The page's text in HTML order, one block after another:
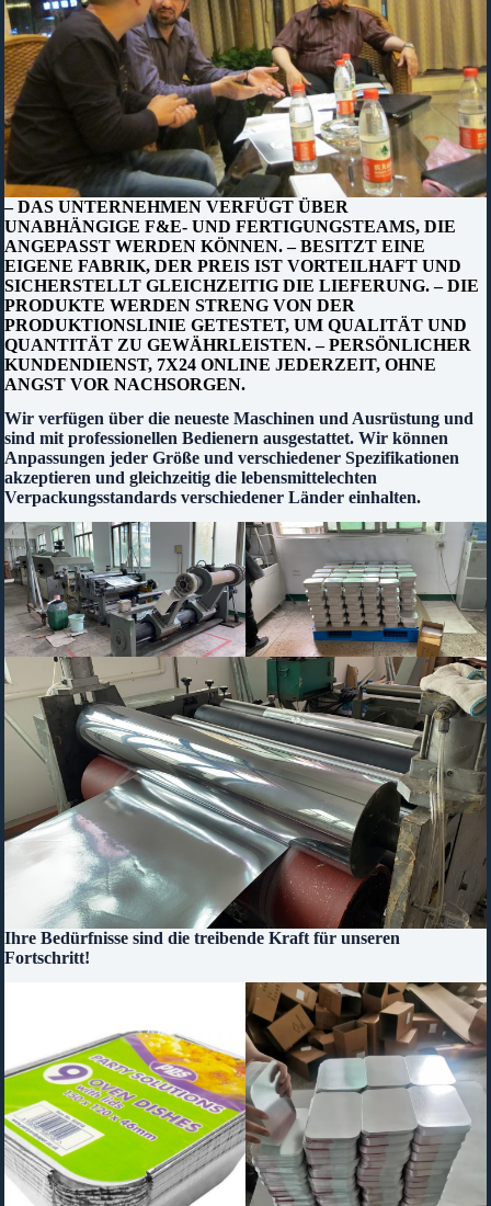
– DAS UNTERNEHMEN VERFÜGT ÜBER
UNABHÄNGIGE F&E- UND FERTIGUNGSTEAMS, DIE
ANGEPASST WERDEN KÖNNEN. – BESITZT EINE
EIGENE FABRIK, DER PREIS IST VORTEILHAFT UND
SICHERSTELLT GLEICHZEITIG DIE LIEFERUNG. – DIE
PRODUKTE WERDEN STRENG VON DER
PRODUKTIONSLINIE GETESTET, UM QUALITÄT UND
QUANTITÄT ZU GEWÄHRLEISTEN. – PERSÖNLICHER
KUNDENDIENST, 7X24 ONLINE JEDERZEIT, OHNE
ANGST VOR NACHSORGEN.
Wir verfügen über die neueste Maschinen und Ausrüstung und
sind mit professionellen Bedienern ausgestattet. Wir können
Anpassungen jeder Größe und verschiedener Spezifikationen
akzeptieren und gleichzeitig die lebensmittelechten
Verpackungsstandards verschiedener Länder einhalten.
Ihre Bedürfnisse sind die treibende Kraft für unseren
Fortschritt!